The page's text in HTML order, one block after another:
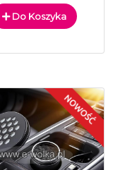
Do Koszyka